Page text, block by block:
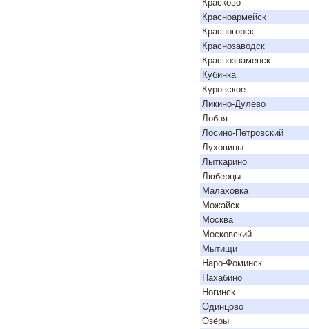
Красково
Красноармейск
Красногорск
Краснозаводск
Краснознаменск
Кубинка
Куровское
Ликино-Дулёво
Лобня
Лосино-Петровский
Луховицы
Лыткарино
Люберцы
Малаховка
Можайск
Москва
Московский
Мытищи
Наро-Фоминск
Нахабино
Ногинск
Одинцово
Озёры